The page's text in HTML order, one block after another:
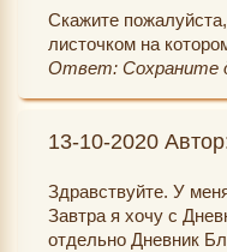
Скажите
листочком на
Ответ: Сохраните
13-10-2020
Здравствуйте. У
Завтра я хочу с
отдельно Дневник